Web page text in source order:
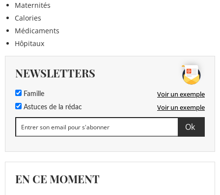
Maternités
Calories
Médicaments
Hôpitaux
NEWSLETTERS
Famille Voir un exemple
Astuces de la rédac Voir un exemple
EN CE MOMENT